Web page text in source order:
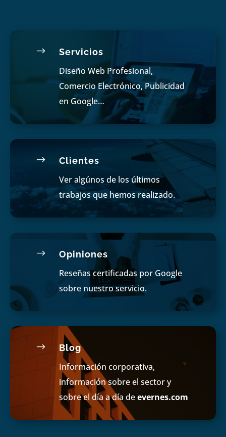
$ Servicios
Diseño Web Profesional,
Comercio Electrónico, Publicidad
en Google…
$ Clientes
Ver algúnos de los últimos
trabajos que hemos realizado.
$ Opiniones
Reseñas certificadas por Google
sobre nuestro servicio.
$ Blog
Información corporativa,
información sobre el sector y
sobre el día a día deevernes.com